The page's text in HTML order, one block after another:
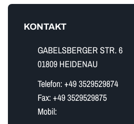
KONTAKT
GABELSBERGER STR. 6
01809 HEIDENAU
Telefon: +49 3529529874
Fax: +49 3529529875
Mobil: